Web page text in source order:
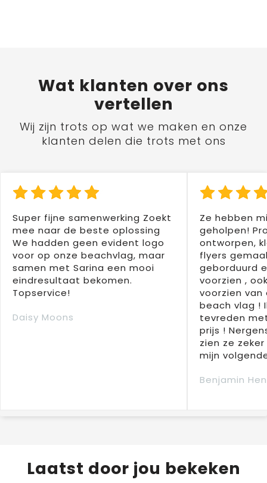
Wat klanten over ons
vertellen
Wij zijn trots op wat we maken en onze
klanten delen die trots met ons
Super fijne samenwerking Zoekt
mee naar de beste oplossing
We hadden geen evident logo
voor op onze beachvlag, maar
samen met Sarina een mooi
eindresultaat bekomen.
Topservice!
Daisy Moons
Ze hebben
geholpen!
ontworpen,
flyers
geborduurd
voorzien ,
voorzien
beach vlag !
tevreden
prijs !
zien ze
mijn
Benjamin
Laatst door jou bekeken